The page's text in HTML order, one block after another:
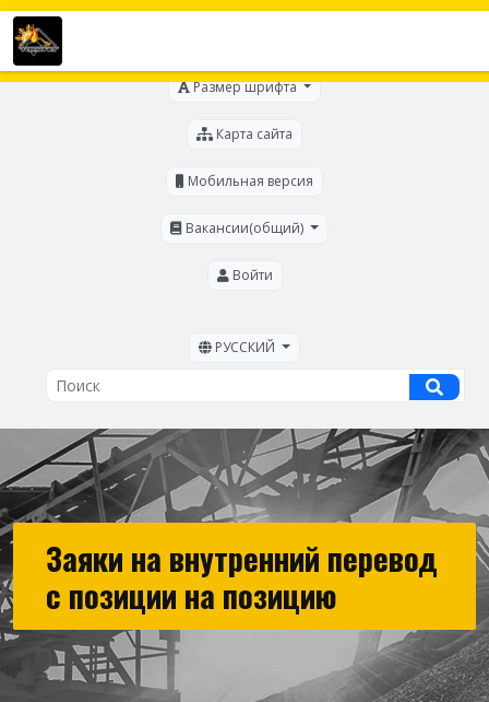
Размер шрифта
Карта сайта
Мобильная версия
Вакансии(общий)
Войти
РУССКИЙ
Заяки на внутренний перевод
с позиции на позицию